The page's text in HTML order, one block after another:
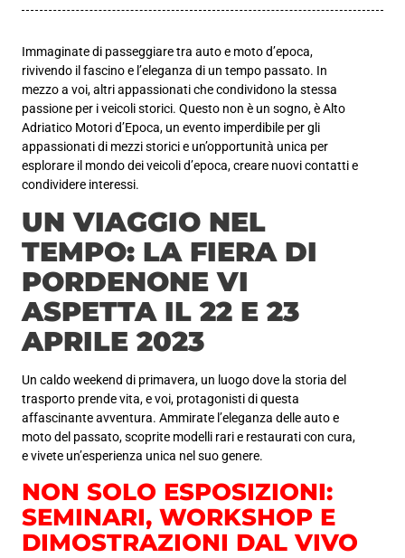
Immaginate di passeggiare tra auto e moto d’epoca,
rivivendo il fascino e l’eleganza di un tempo passato. In
mezzo a voi, altri appassionati che condividono la stessa
passione per i veicoli storici. Questo non è un sogno, è Alto
Adriatico Motori d’Epoca, un evento imperdibile per gli
appassionati di mezzi storici e un’opportunità unica per
esplorare il mondo dei veicoli d’epoca, creare nuovi contatti e
condividere interessi.
UN VIAGGIO NEL
TEMPO: LA FIERA DI
PORDENONE VI
ASPETTA IL 22 E 23
APRILE 2023
Un caldo weekend di primavera, un luogo dove la storia del
trasporto prende vita, e voi, protagonisti di questa
affascinante avventura. Ammirate l’eleganza delle auto e
moto del passato, scoprite modelli rari e restaurati con cura,
e vivete un’esperienza unica nel suo genere.
NON SOLO ESPOSIZIONI:
SEMINARI, WORKSHOP E
DIMOSTRAZIONI DAL VIVO